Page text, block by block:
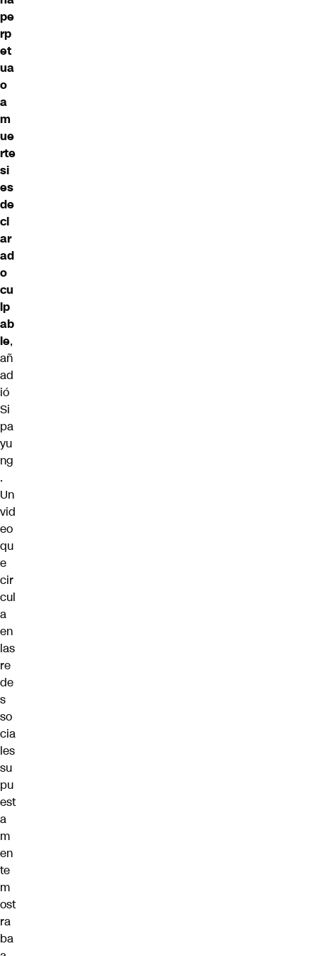
pe
rp
et
ua
o
a
m
ue
rte
si
es
de
cl
ar
ad
o
cu
lp
ab
le,
añ
ad
ió
Si
pa
yu
ng
.
Un
vid
eo
qu
e
cir
cul
a
en
las
re
de
s
so
cia
les
su
pu
est
a
m
en
te
m
ost
ra
ba